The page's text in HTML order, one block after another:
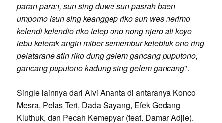
paran paran, sun sing duwe sun pasrah baen
umpomo isun sing keanggep riko sun wes nerimo
kelendi kelendio riko tetep ono nong njero ati koyo
lebu keterak angin miber semembur ketebluk ono ring
pelatarane atin riko dung gelem gancang puputono,
gancang puputono kadung sing gelem gancang".
Single lainnya dari Alvi Ananta di antaranya Konco
Mesra, Pelas Teri, Dada Sayang, Efek Gedang
Kluthuk, dan Pecah Kemepyar (feat. Damar Adjie).